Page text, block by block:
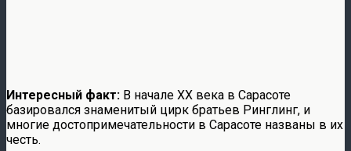
Интересный факт: В начале XX века в Сарасоте
базировался знаменитый цирк братьев Ринглинг, и
многие достопримечательности в Сарасоте названы в их
честь.